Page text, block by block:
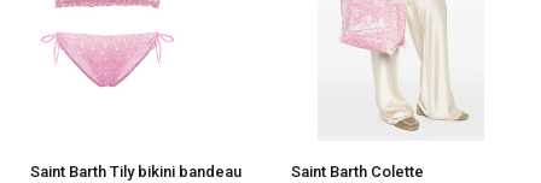
Saint Barth Tily bikini bandeau Saint Barth Colette